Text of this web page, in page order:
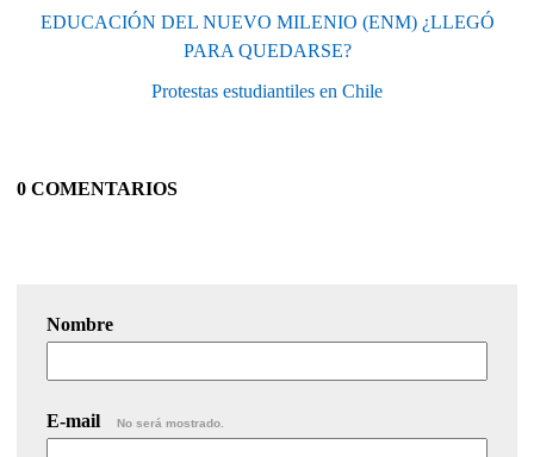
EDUCACIÓN DEL NUEVO MILENIO (ENM) ¿LLEGÓ
PARA QUEDARSE?
Protestas estudiantiles en Chile
0 COMENTARIOS
Nombre
E-mail No será mostrado.